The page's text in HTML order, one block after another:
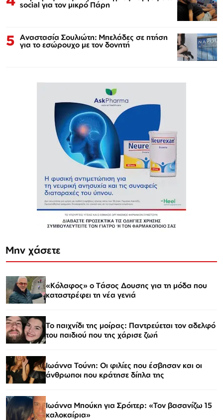
social για τον μικρό Πάρη
5 Αναστασία Σουλιώτη: Μπελάδες σε πτήση
για το εσώρουχο με τον δονητή
Μην χάσετε
«Κόλαφος» o Tάσος Δουσης για τη μόδα που
καταστρέφει τη νέα γενιά
Το παιχνίδι της μοίρας: Παντρεύεται τον αδελφό
του παιδιού που της χάρισε ζωή
Ιωάννα Τούνη: Οι φιλίες που έσβησαν και οι
άνθρωποι που κράτησε δίπλα της
Ιωάννα Μπούκη για Σρόιτερ: «Τον βασανίζω 15
καλοκαίρια»